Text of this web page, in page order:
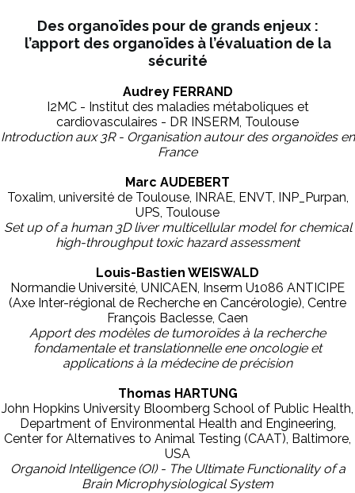
Des organoïdes pour de grands enjeux :
l’apport des organoïdes à l’évaluation de la
sécurité
Audrey FERRAND
I2MC - Institut des maladies métaboliques et
cardiovasculaires - DR INSERM, Toulouse
Introduction aux 3R - Organisation autour des organoïdes en
France
Marc AUDEBERT
Toxalim, université de Toulouse, INRAE, ENVT, INP_Purpan,
UPS, Toulouse
Set up of a human 3D liver multicellular model for chemical
high-throughput toxic hazard assessment
Louis-Bastien WEISWALD
Normandie Université, UNICAEN, Inserm U1086 ANTICIPE
(Axe Inter-régional de Recherche en Cancérologie), Centre
François Baclesse, Caen
Apport des modèles de tumoroïdes à la recherche
fondamentale et translationnelle ene oncologie et
applications à la médecine de précision
Thomas HARTUNG
John Hopkins University Bloomberg School of Public Health,
Department of Environmental Health and Engineering,
Center for Alternatives to Animal Testing (CAAT), Baltimore,
USA
Organoid Intelligence (OI) - The Ultimate Functionality of a
Brain Microphysiological System